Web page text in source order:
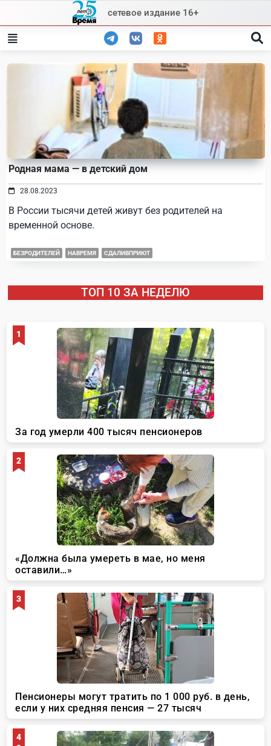
content
сетевое издание 16+
Родная мама — в детский дом
28.08.2023
В России тысячи детей живут без родителей на
временной основе.
БЕЗРОДИТЕЛЕЙ НАВРЕМЯ СДАЛИВПРИЮТ
ТОП 10 ЗА НЕДЕЛЮ